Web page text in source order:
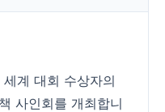
계 대회 수상자의
사인회를 개최합니